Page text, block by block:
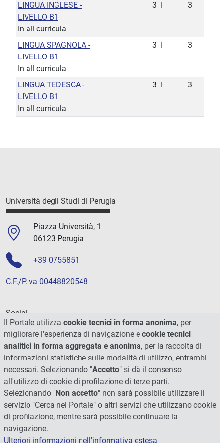
LINGUA INGLESE -
LIVELLO B1
In all curricula
3 3
LINGUA SPAGNOLA -
LIVELLO B1
In all curricula
3 3
LINGUA TEDESCA -
LIVELLO B1
In all curricula
3 3
Università degli Studi di Perugia
Piazza Università, 1
06123 Perugia
+39 0755851
C.F./P.Iva 00448820548
Social
Il Portale utilizza cookie tecnici in forma anonima, per
migliorare l'esperienza di navigazione e cookie tecnici
analitici in forma aggregata e anonima, per la raccolta di
informazioni statistiche sulle modalità di utilizzo, entrambi
necessari. Selezionando "Accetto" si dà il consenso
all'utilizzo di cookie di profilazione di terze parti.
Selezionando "Non accetto" non sarà possibile utilizzare il
servizio "Cerca nel Portale" o altri servizi che utilizzano cookie
di profilazione, mentre sarà possibile continuare la
navigazione.
Ulteriori informazioni nell'informativa estesa